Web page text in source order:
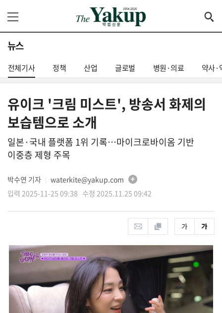
뉴스
전체기사 정책 산업 글로벌 병원·의료 약사·
유이크 '크림 미스트', 방송서 화제의
보습템으로 소개
일본·국내 플랫폼 1위 기록…마이크로바이옴 기반
이중층 제형 주목
박수연 기자
waterkite@yakup.com
입력 2025-11-25 09:38 수정 2025.11.25 09:42